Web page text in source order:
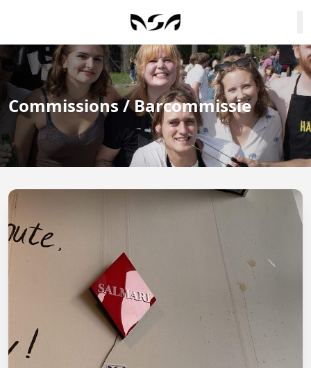
Commissions / Barcommissie